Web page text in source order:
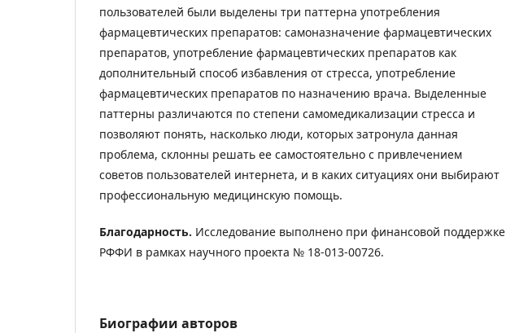
пользователей были выделены три паттерна употребления
фармацевтических препаратов: самоназначение фармацевтических
препаратов, употребление фармацевтических препаратов как
дополнительный способ избавления от стресса, употребление
фармацевтических препаратов по назначению врача. Выделенные
паттерны различаются по степени самомедикализации стресса и
позволяют понять, насколько люди, которых затронула данная
проблема, склонны решать ее самостоятельно с привлечением
советов пользователей интернета, и в каких ситуациях они выбирают
профессиональную медицинскую помощь.
Благодарность. Исследование выполнено при финансовой поддержке
РФФИ в рамках научного проекта № 18-013-00726.
Биографии авторов